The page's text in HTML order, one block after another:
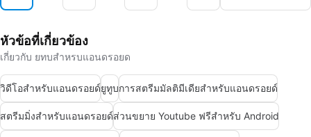
หัวข้อที่เกี่ยวข้อง
เกี่ยวกับ ยทบสำหรบแอนดรอยด
วิดีโอสำหรับแอนดรอยด์ยูทูบการสตรีมมัลติมีเดียสำหรับแอนดรอยด์
สตรีมมิ่งสำหรับแอนดรอยด์ส่วนขยาย Youtube ฟรีสำหรับ Android